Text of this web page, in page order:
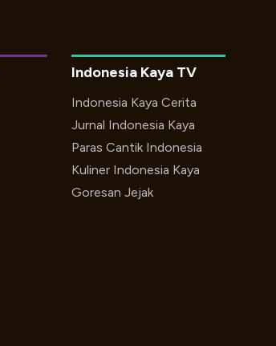
Indonesia Kaya TV
Indonesia Kaya Cerita
Jurnal Indonesia Kaya
Paras Cantik Indonesia
Kuliner Indonesia Kaya
Goresan Jejak